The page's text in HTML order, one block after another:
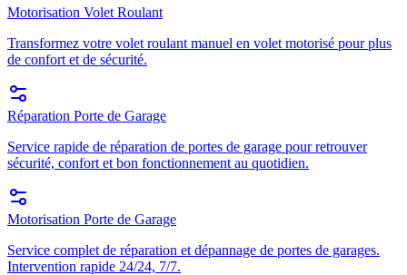
Motorisation Volet Roulant
Transformez votre volet roulant manuel en volet motorisé pour plus
de confort et de sécurité.
Réparation Porte de Garage
Service rapide de réparation de portes de garage pour retrouver
sécurité, confort et bon fonctionnement au quotidien.
Motorisation Porte de Garage
Service complet de réparation et dépannage de portes de garages.
Intervention rapide 24/24, 7/7.